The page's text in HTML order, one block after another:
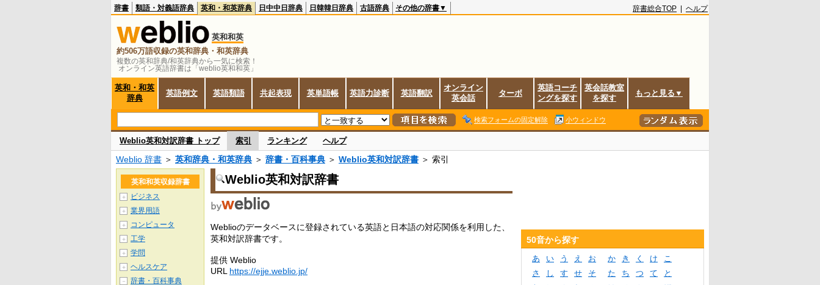
複数の英和辞典/和英辞典から一気に検索！
オンライン英語辞書は「weblio英和和英」
辞書 類語・対義語辞典 英和・和英辞典 日中中日辞典 日韓韓日辞典 古語辞典 その他の辞書▼ 辞書総合TOP ヘルプ
英和和英
約506万語収録の英和辞典・和英辞典
英和・和英
辞典
英語例文 英語類語 共起表現 英単語帳 英語力診断 英語翻訳
オンライン
英会話
ターボ
英語コーチ
ングを探す
英会話教室
を探す
もっと見る▼
検索フォームの固定解除 小ウィンドウ
Weblio英和対訳辞書 トップ 索引 ランキング ヘルプ
Weblio 辞書 ＞ 英和辞典・和英辞典 ＞ 辞書・百科事典 ＞ Weblio英和対訳辞書 ＞ 索引
Weblio英和対訳辞書
Weblioのデータベースに登録されている英語と日本語の対応関係を利用した、
英和対訳辞書です。
提供 Weblio
URL https://ejje.weblio.jp/
英和和英収録辞書
＋ ビジネス
＋ 業界用語
＋ コンピュータ
＋ 工学
＋ 学問
＋ ヘルスケア
－
辞書・百科事典
50音から探す
あ い う え お か き く け
こ
さ
し す せ そ た ち つ て
と